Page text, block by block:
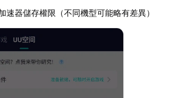
速器儲存權限（不同機型可能略有差異）